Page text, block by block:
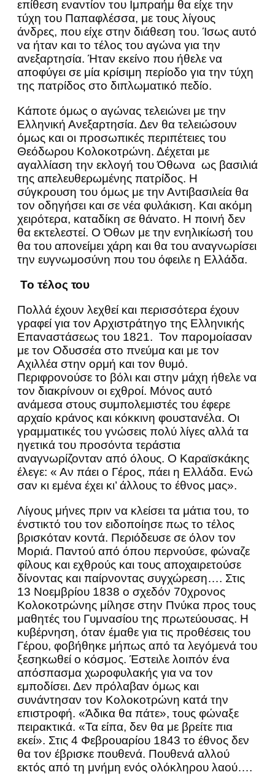
επίθεση εναντίον του Ιμπραήμ θα είχε την
τύχη του Παπαφλέσσα, με τους λίγους
άνδρες, που είχε στην διάθεση του. Ίσως αυτό
να ήταν και το τέλος του αγώνα για την
ανεξαρτησία. Ήταν εκείνο που ήθελε να
αποφύγει σε μία κρίσιμη περίοδο για την τύχη
της πατρίδος στο διπλωματικό πεδίο.
Κάποτε όμως ο αγώνας τελειώνει με την
Ελληνική Ανεξαρτησία. Δεν θα τελειώσουν
όμως και οι προσωπικές περιπέτειες του
Θεόδωρου Κολοκοτρώνη. Δέχεται με
αγαλλίαση την εκλογή του Όθωνα ως βασιλιά
της απελευθερωμένης πατρίδος. Η
σύγκρουση του όμως με την Αντιβασιλεία θα
τον οδηγήσει και σε νέα φυλάκιση. Και ακόμη
χειρότερα, καταδίκη σε θάνατο. Η ποινή δεν
θα εκτελεστεί. Ο Όθων με την ενηλικίωσή του
θα του απονείμει χάρη και θα του αναγνωρίσει
την ευγνωμοσύνη που του όφειλε η Ελλάδα.
Το τέλος του
Πολλά έχουν λεχθεί και περισσότερα έχουν
γραφεί για τον Αρχιστράτηγο της Ελληνικής
Επαναστάσεως του 1821. Τον παρομοίασαν
με τον Οδυσσέα στο πνεύμα και με τον
Αχιλλέα στην ορμή και τον θυμό.
Περιφρονούσε το βόλι και στην μάχη ήθελε να
τον διακρίνουν οι εχθροί. Μόνος αυτό
ανάμεσα στους συμπολεμιστές του έφερε
αρχαίο κράνος και κόκκινη φουστανέλα. Οι
γραμματικές του γνώσεις πολύ λίγες αλλά τα
ηγετικά του προσόντα τεράστια
αναγνωρίζονταν από όλους. Ο Καραϊσκάκης
έλεγε: « Αν πάει ο Γέρος, πάει η Ελλάδα. Ενώ
σαν κι εμένα έχει κι’ άλλους το έθνος μας».
Λίγους μήνες πριν να κλείσει τα μάτια του, το
ένστικτό του τον ειδοποίησε πως το τέλος
βρισκόταν κοντά. Περιόδευσε σε όλον τον
Μοριά. Παντού από όπου περνούσε, φώναζε
φίλους και εχθρούς και τους αποχαιρετούσε
δίνοντας και παίρνοντας συγχώρεση…. Στις
13 Νοεμβρίου 1838 ο σχεδόν 70χρονος
Κολοκοτρώνης μίλησε στην Πνύκα προς τους
μαθητές του Γυμνασίου της πρωτεύουσας. Η
κυβέρνηση, όταν έμαθε για τις προθέσεις του
Γέρου, φοβήθηκε μήπως από τα λεγόμενά του
ξεσηκωθεί ο κόσμος. Έστειλε λοιπόν ένα
απόσπασμα χωροφυλακής για να τον
εμποδίσει. Δεν πρόλαβαν όμως και
συνάντησαν τον Κολοκοτρώνη κατά την
επιστροφή. «Άδικα θα πάτε», τους φώναξε
πειρακτικά. «Τα είπα, δεν θα με βρείτε πια
εκεί». Στις 4 Φεβρουαρίου 1843 το έθνος δεν
θα τον έβρισκε πουθενά. Πουθενά αλλού
εκτός από τη μνήμη ενός ολόκληρου λαού….